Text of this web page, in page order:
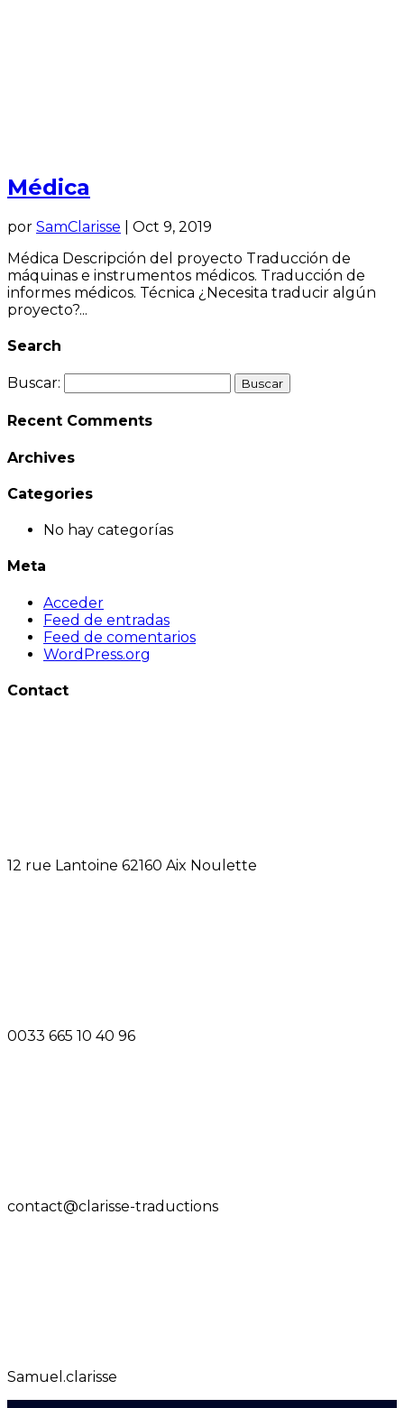
Médica
por SamClarisse
Oct 9, 2019
Médica Descripción del proyecto Traducción de
máquinas e instrumentos médicos. Traducción de
informes médicos. Técnica ¿Necesita traducir algún
proyecto?...
Search
Buscar:
Recent Comments
Archives
Categories
No hay categorías
Meta
Acceder
Feed de entradas
Feed de comentarios
WordPress.org
Contact
12 rue Lantoine 62160 Aix Noulette
0033 665 10 40 96
contact@clarisse-traductions
Samuel.clarisse